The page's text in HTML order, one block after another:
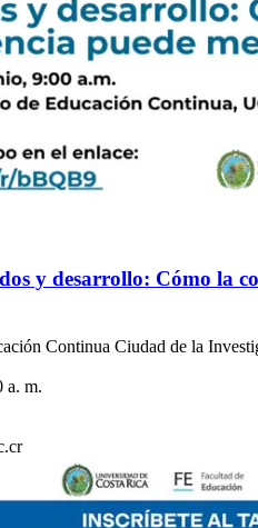
y desarrollo: Cómo la
Continua Ciudad de la
a. m.